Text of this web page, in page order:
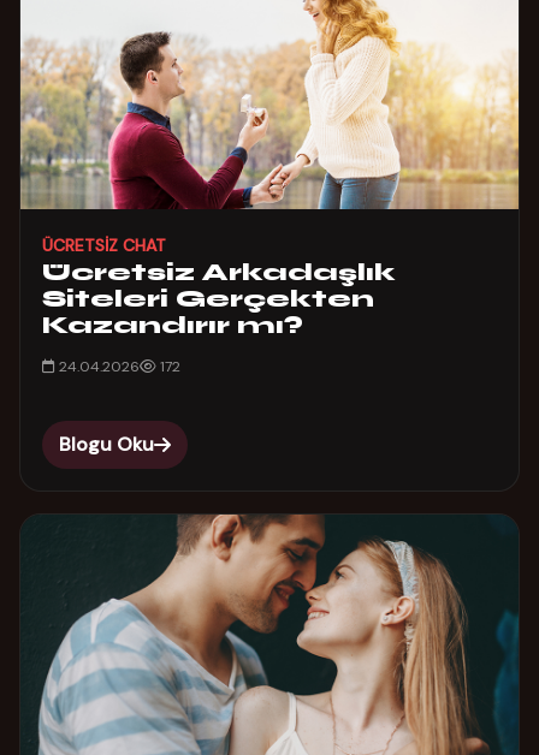
ÜCRETSIZ CHAT
Ücretsiz Arkadaşlık
Siteleri Gerçekten
Kazandırır mı?
24.04.2026 172
Blogu Oku